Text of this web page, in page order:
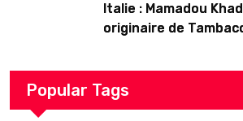
Italie : Mamadou
originaire de
arrestation
Popular Tags